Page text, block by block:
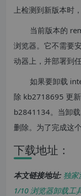
上检测到新版本时
当前版本的
浏览器。它不需要
动器上，并部署到
如果要卸载
除 kb2718695 更
b2841134。当卸
删除。为了完成这
下载地址：
本文链接地址: 独家
1/10 浏览器卸载工